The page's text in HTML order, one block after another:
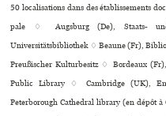
50 localisations dans des établissements
pale ♢ Augsburg (De), Staats-
Universitätsbibliothek ♢ Beaune (Fr),
Preußischer Kulturbesitz ♢ Bordeaux
Public Library ♢ Cambridge (UK),
Peterborough Cathedral library (en dépôt